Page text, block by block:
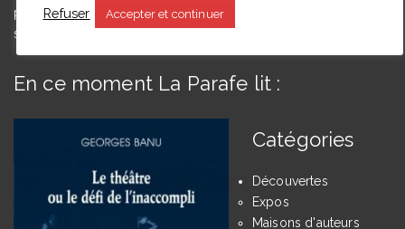
pour but de partager des expériences de lectrice et de
spectatrice.
En ce moment La Parafe lit :
Catégories
Découvertes
Expos
Maisons d'auteurs
Refuser Accepter et continuer